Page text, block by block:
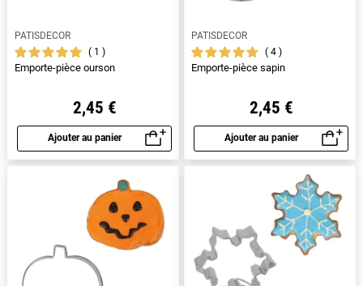
PATISDECOR
1
Emporte-pièce ourson
2,45 €
Ajouter au panier
Aperçu rapide
PATISDECOR
4
Emporte-pièce sapin
2,45 €
Ajouter au panier
Aperçu rapide